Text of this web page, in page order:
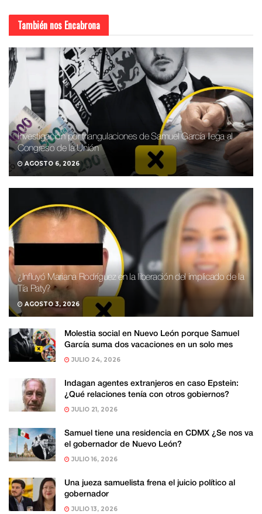
También nos Encabrona
Investigación por triangulaciones de Samuel García llega al
Congreso de la Unión
AGOSTO 6, 2026
¿Influyó Mariana Rodríguez en la liberación del implicado de la
Tía Paty?
AGOSTO 3, 2026
Molestia social en Nuevo León porque Samuel
García suma dos vacaciones en un solo mes
JULIO 24, 2026
Indagan agentes extranjeros en caso Epstein:
¿Qué relaciones tenía con otros gobiernos?
JULIO 21, 2026
Samuel tiene una residencia en CDMX ¿Se nos va
el gobernador de Nuevo León?
JULIO 16, 2026
Una jueza samuelista frena el juicio político al
gobernador
JULIO 13, 2026